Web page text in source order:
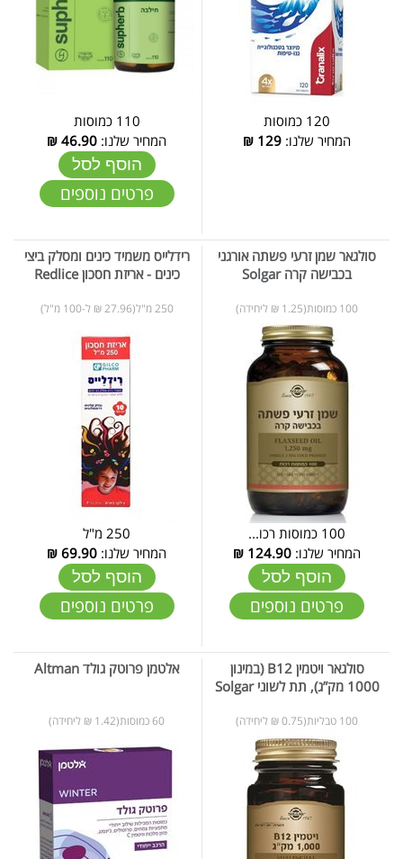
120 כמוסות
המחיר שלנו: 129
₪
110 כמוסות
המחיר שלנו: 46.90
₪
הוסף לסל
פרטים נוספים
סולגאר שמן זרעי פשתה אורגני
בכבישה קרה Solgar
100 כמוסות(1.25 ₪ ליחידה)
100 כמוסות רכו...
המחיר שלנו: 124.90
₪
הוסף לסל
פרטים נוספים
רידלייס משמיד כינים ומסלק ביצי
כינים - אריזת חסכון Redlice
250 מ"ל(27.96 ₪ ל-100 מ"ל)
250 מ"ל
המחיר שלנו: 69.90
₪
הוסף לסל
פרטים נוספים
סולגאר ויטמין B12 (במינון
1000 מק”ג), תת לשוני Solgar
100 טבליות(0.75 ₪ ליחידה)
אלטמן פרוטק גולד Altman
60 כמוסות(1.42 ₪ ליחידה)